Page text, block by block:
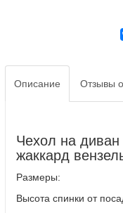
Описание Отзывы
Чехол на диван
жаккард
Размеры:
Высота спинки от